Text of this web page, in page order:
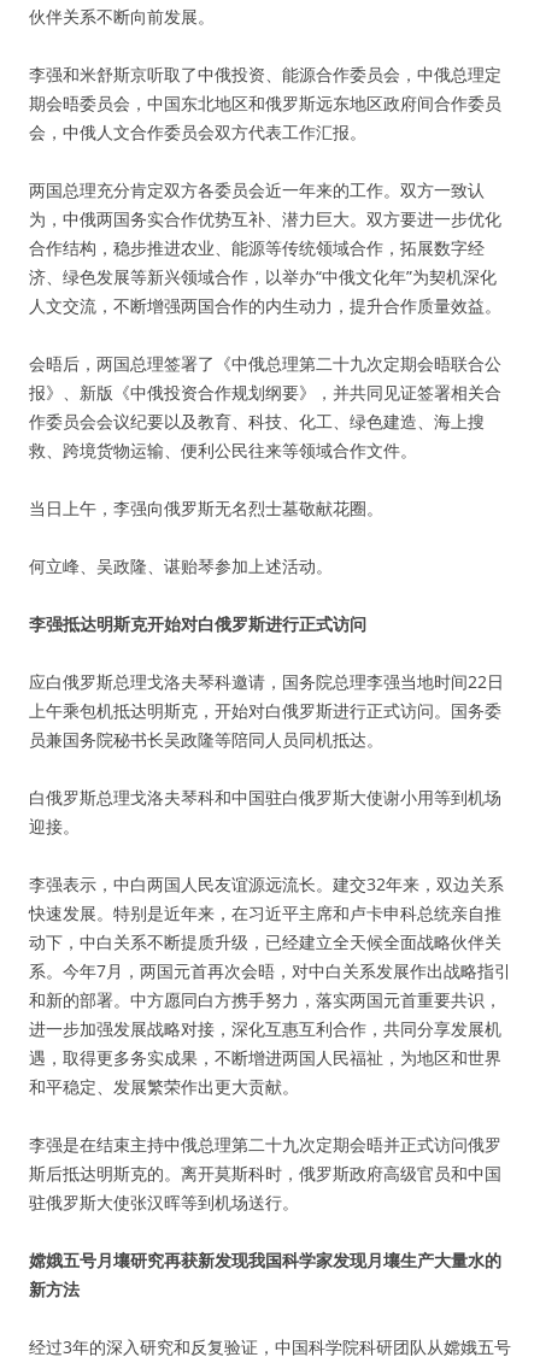
伙伴关系不断向前发展。
李强和米舒斯京听取了中俄投资、能源合作委员会，中俄总理定
期会晤委员会，中国东北地区和俄罗斯远东地区政府间合作委员
会，中俄人文合作委员会双方代表工作汇报。
两国总理充分肯定双方各委员会近一年来的工作。双方一致认
为，中俄两国务实合作优势互补、潜力巨大。双方要进一步优化
合作结构，稳步推进农业、能源等传统领域合作，拓展数字经
济、绿色发展等新兴领域合作，以举办“中俄文化年”为契机深化
人文交流，不断增强两国合作的内生动力，提升合作质量效益。
会晤后，两国总理签署了《中俄总理第二十九次定期会晤联合公
报》、新版《中俄投资合作规划纲要》，并共同见证签署相关合
作委员会会议纪要以及教育、科技、化工、绿色建造、海上搜
救、跨境货物运输、便利公民往来等领域合作文件。
当日上午，李强向俄罗斯无名烈士墓敬献花圈。
何立峰、吴政隆、谌贻琴参加上述活动。
李强抵达明斯克开始对白俄罗斯进行正式访问
应白俄罗斯总理戈洛夫琴科邀请，国务院总理李强当地时间22日
上午乘包机抵达明斯克，开始对白俄罗斯进行正式访问。国务委
员兼国务院秘书长吴政隆等陪同人员同机抵达。
白俄罗斯总理戈洛夫琴科和中国驻白俄罗斯大使谢小用等到机场
迎接。
李强表示，中白两国人民友谊源远流长。建交32年来，双边关系
快速发展。特别是近年来，在习近平主席和卢卡申科总统亲自推
动下，中白关系不断提质升级，已经建立全天候全面战略伙伴关
系。今年7月，两国元首再次会晤，对中白关系发展作出战略指引
和新的部署。中方愿同白方携手努力，落实两国元首重要共识，
进一步加强发展战略对接，深化互惠互利合作，共同分享发展机
遇，取得更多务实成果，不断增进两国人民福祉，为地区和世界
和平稳定、发展繁荣作出更大贡献。
李强是在结束主持中俄总理第二十九次定期会晤并正式访问俄罗
斯后抵达明斯克的。离开莫斯科时，俄罗斯政府高级官员和中国
驻俄罗斯大使张汉晖等到机场送行。
嫦娥五号月壤研究再获新发现我国科学家发现月壤生产大量水的
新方法
经过3年的深入研究和反复验证，中国科学院科研团队从嫦娥五号